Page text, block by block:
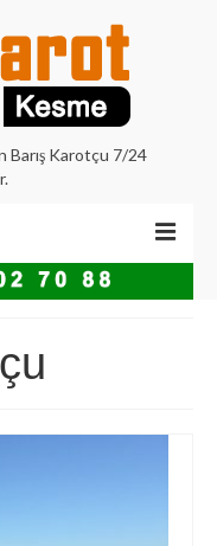
Barış Karotçu 7/24